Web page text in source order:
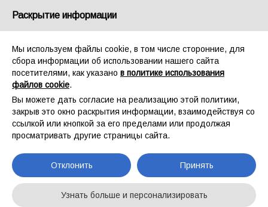
Россия
DRILLER
PHASE OUT
Раскрытие информации
Мы используем файлы cookie, в том числе сторонние, для
сбора информации об использовании нашего сайта
посетителями, как указано в политике использования
файлов cookie.
Вы можете дать согласие на реализацию этой политики,
закрыв это окно раскрытия информации, взаимодействуя со
ссылкой или кнопкой за его пределами или продолжая
просматривать другие страницы сайта.
Отклонить Принять
Узнать больше и персонализировать